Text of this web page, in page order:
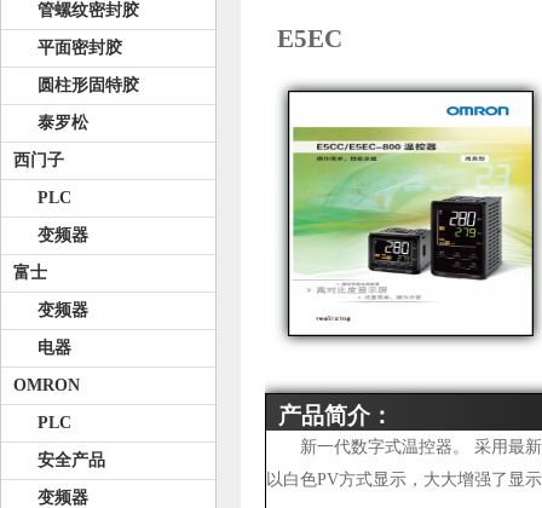
管螺纹密封胶
平面密封胶
圆柱形固特胶
泰罗松
西门子
PLC
变频器
富士
变频器
电器
OMRON
PLC
安全产品
变频器
E5EC
产品简介：
新一代数字式温控器。 采用最
以白色PV方式显示，大大增强了显